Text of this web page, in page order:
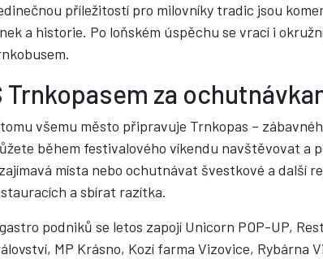
příležitostí pro milovníky tradic jsou
a historie. Po loňském úspěchu se vrací i
Trnkopasem za
všemu město připravuje Trnkopas –
během festivalového víkendu navštěvovat a
místa nebo ochutnávat švestkové a další
a sbírat razítka.
podniků se letos zapojí Unicorn POP-UP,
MP Krásno, Kozí farma Vizovice, Rybárna